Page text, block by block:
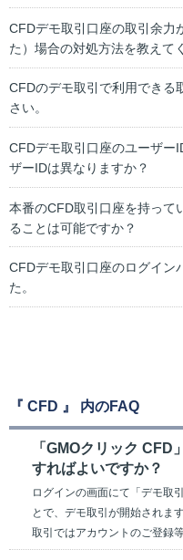
CFDデモ取引口座の取引余力
た）場合の対処方法を教えて
CFDのデモ取引で利用できる
さい。
CFDデモ取引口座のユーザー
ザーIDは異なりますか？
本番のCFD取引口座を持って
ることは可能ですか？
CFDデモ取引口座のログイン
た。
『 CFD 』 内のFAQ
「GMOクリック CFD
すればよいですか？
ログインの画面にて「デモ取
とで、デモ取引が開始されま
取引ではアカウントのご登録